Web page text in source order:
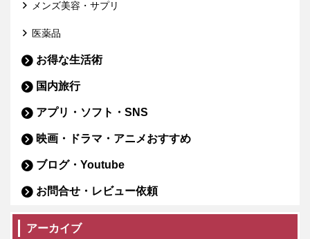
メンズ美容・サプリ
医薬品
お得な生活術
国内旅行
アプリ・ソフト・SNS
映画・ドラマ・アニメおすすめ
ブログ・Youtube
お問合せ・レビュー依頼
アーカイブ